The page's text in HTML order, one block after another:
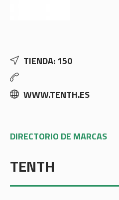
TIENDA: 150
WWW.TENTH.ES
DIRECTORIO DE MARCAS
TENTH